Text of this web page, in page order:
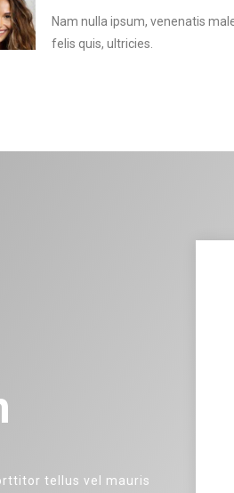
Nam nulla ipsum, venenatis
felis quis, ultricies.
tellus vel mauris